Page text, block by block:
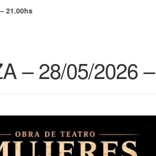
21.00hs
– 28/05/2026